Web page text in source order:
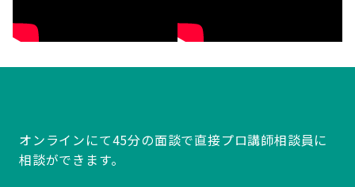
オンラインにて45分の面談で直接プロ講師相談員に
相談ができます。